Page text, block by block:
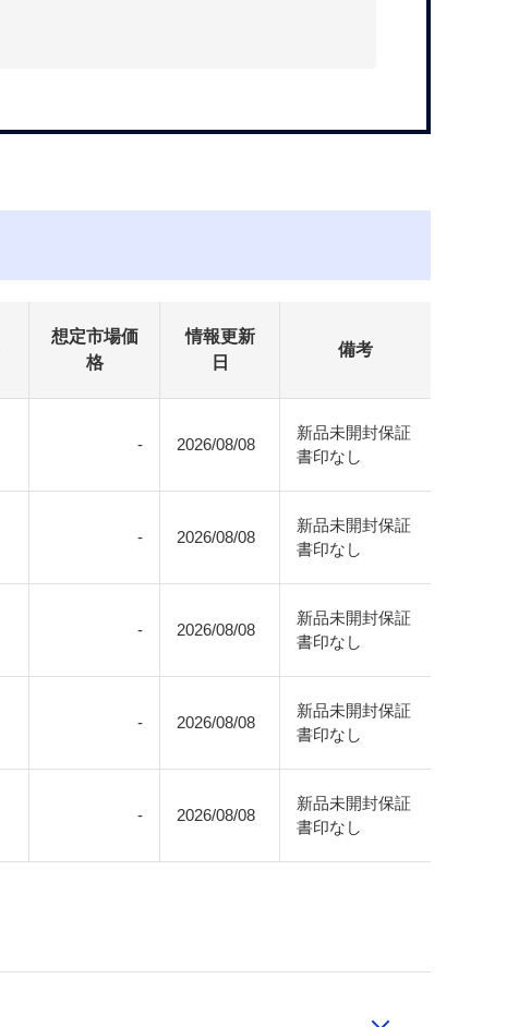
想定市場価
格
情報更新
日
備考
- 2026/08/08
新品未開封保証
書印なし
- 2026/08/08
新品未開封保証
書印なし
- 2026/08/08
新品未開封保証
書印なし
- 2026/08/08
新品未開封保証
書印なし
- 2026/08/08
新品未開封保証
書印なし